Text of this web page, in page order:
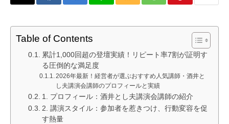
Table of Contents
累計1,000回超の登壇実績！リピート率7割が証明す
る圧倒的な満足度
2026年最新！経営者が選ぶおすすめ人気講師・酒井と
し夫講演会講師のプロフィールと実績
1. プロフィール：酒井とし夫講演会講師の紹介
2. 講演スタイル：参加者を惹きつけ、行動変容を促
す熱量